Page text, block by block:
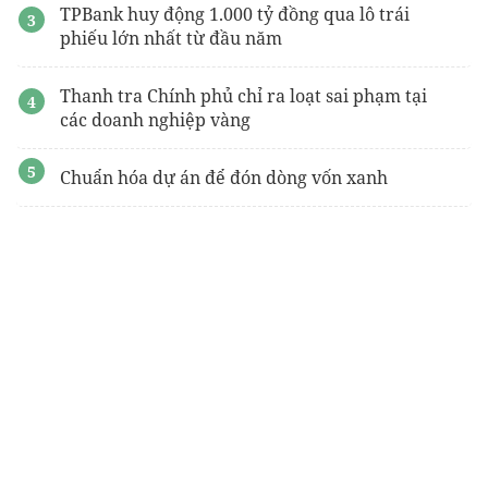
TPBank huy động 1.000 tỷ đồng qua lô trái
phiếu lớn nhất từ đầu năm
Thanh tra Chính phủ chỉ ra loạt sai phạm tại
các doanh nghiệp vàng
Chuẩn hóa dự án để đón dòng vốn xanh